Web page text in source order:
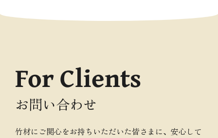
For Clients
お問い合わせ
竹材にご関心をお持ちいただいた皆さまに、安心して